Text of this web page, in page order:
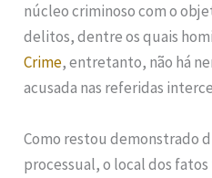
núcleo criminoso com o
delitos, dentre os quais
Crime, entretanto, não há
acusada nas referidas
Como restou demonstrado
processual, o local dos